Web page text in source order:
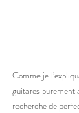
Comme je
guitares purement
recherche de